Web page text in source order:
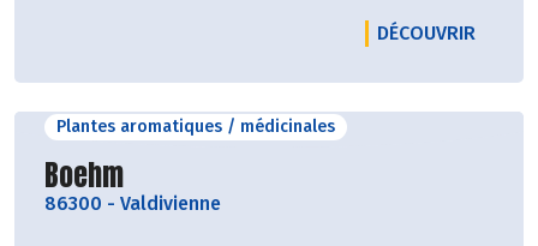
DÉCOUVRIR
Plantes aromatiques / médicinales
Découvrir le producteur
Boehm
86300 - Valdivienne